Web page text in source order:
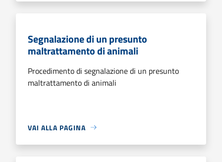
Segnalazione di un presunto
maltrattamento di animali
Procedimento di segnalazione di un presunto
maltrattamento di animali
VAI ALLA PAGINA